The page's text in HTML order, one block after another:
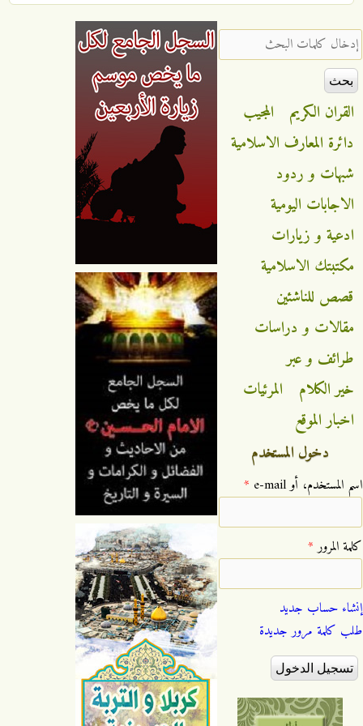
‏إدخال كلمات البحث ‏
القران الكريم
المجيب
دائرة المعارف الاسلامية
شبهات و ردود
الاجابات اليومية
ادعية و زيارات
مكتبتك الاسلامية
قصص للناشئين
مقالات و دراسات
طرائف و عبر
خير الكلام
المرئيات
اخبار الموقع
دخول المستخدم
‏اسم المستخدم، أو e-mail ‏ *
‏كلمة المرور ‏*
إنشاء حساب جديد
طلب كلمة مرور جديدة